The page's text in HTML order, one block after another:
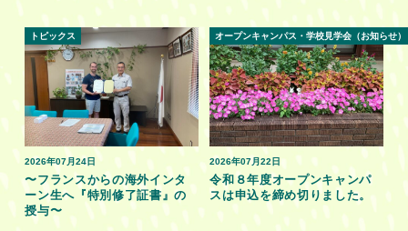
2026年07月24日
トピックス
〜フランスからの海外インタ
ーン生へ『特別修了証書』の
授与〜
2026年07月22日
オープンキャンパス・学校見学会（お知らせ）
令和８年度オープンキャンパ
スは申込を締め切りました。